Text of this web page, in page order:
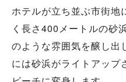
ホテルが立ち並ぶ市街地
く長さ400メートルの砂
のような雰囲気を醸し出
には砂浜がライトアップ